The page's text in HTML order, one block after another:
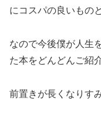
にコスパの良いもの
なので今後僕が人生
た本をどんどんご紹
前置きが長くなりす